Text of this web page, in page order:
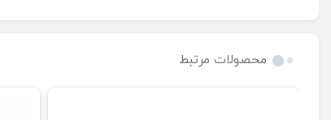
محصولات مرتبط